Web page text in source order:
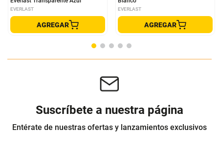
EVERLAST
AGREGAR
EVERLAST
AGREGAR
Suscríbete a nuestra página
Entérate de nuestras ofertas y lanzamientos exclusivos